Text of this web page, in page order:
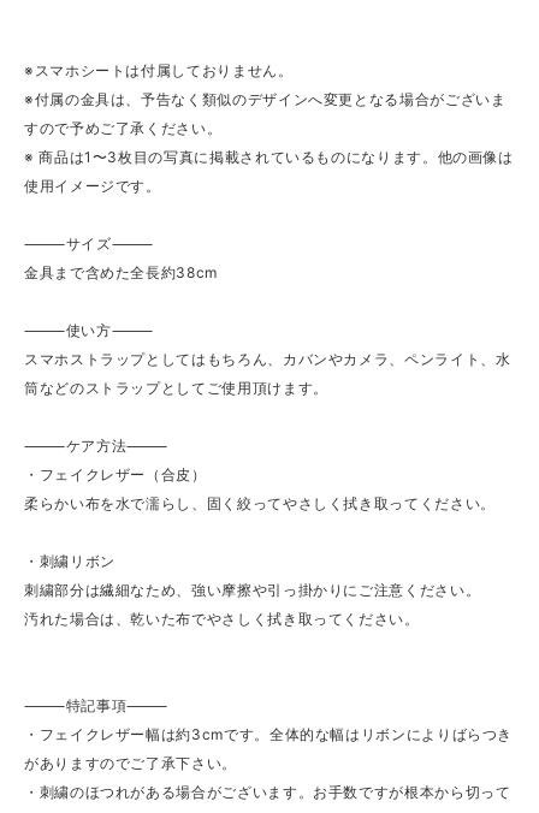
※スマホシートは付属しておりません。
※付属の金具は、予告なく類似のデザインへ変更となる場合がございま
すので予めご了承ください。
※ 商品は1〜3枚目の写真に掲載されているものになります。他の画像は
使用イメージです。
⸻サイズ⸻
金具まで含めた全長約38cm
⸻使い方⸻
スマホストラップとしてはもちろん、カバンやカメラ、ペンライト、水
筒などのストラップとしてご使用頂けます。
⸻ケア方法⸻
・フェイクレザー（合皮）
柔らかい布を水で濡らし、固く絞ってやさしく拭き取ってください。
・刺繍リボン
刺繍部分は繊細なため、強い摩擦や引っ掛かりにご注意ください。
汚れた場合は、乾いた布でやさしく拭き取ってください。
⸻特記事項⸻
・フェイクレザー幅は約3cmです。全体的な幅はリボンによりばらつき
がありますのでご了承下さい。
・刺繍のほつれがある場合がございます。お手数ですが根本から切って